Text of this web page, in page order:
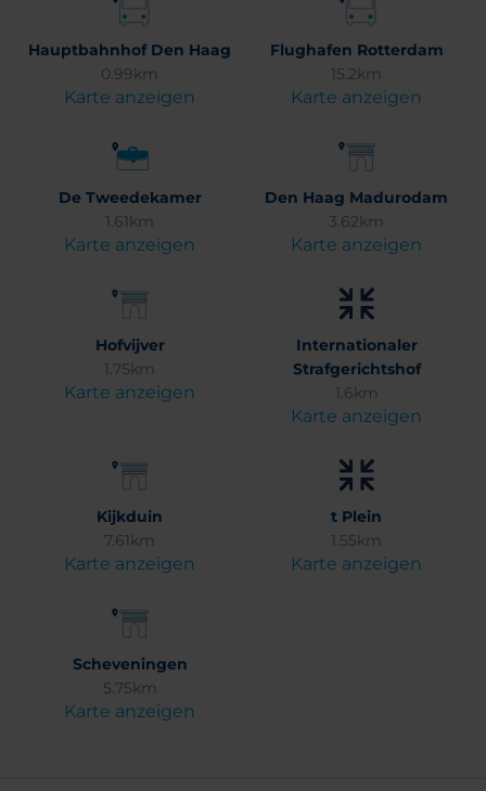
Hauptbahnhof Den Haag
0.99km
Karte anzeigen
Flughafen Rotterdam
15.2km
Karte anzeigen
De Tweedekamer
1.61km
Karte anzeigen
Den Haag Madurodam
3.62km
Karte anzeigen
Hofvijver
1.75km
Karte anzeigen
Internationaler
Strafgerichtshof
1.6km
Karte anzeigen
Kijkduin
7.61km
Karte anzeigen
t Plein
1.55km
Karte anzeigen
Scheveningen
5.75km
Karte anzeigen